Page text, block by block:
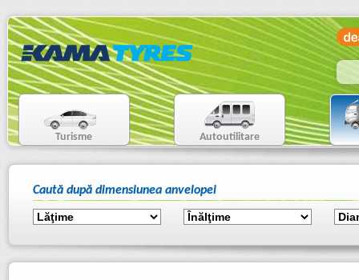
Turisme Autoutilitare
Caută după dimensiunea anvelopei